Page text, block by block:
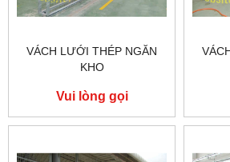
VÁCH LƯỚI THÉP NGĂN
KHO
Vui lòng gọi